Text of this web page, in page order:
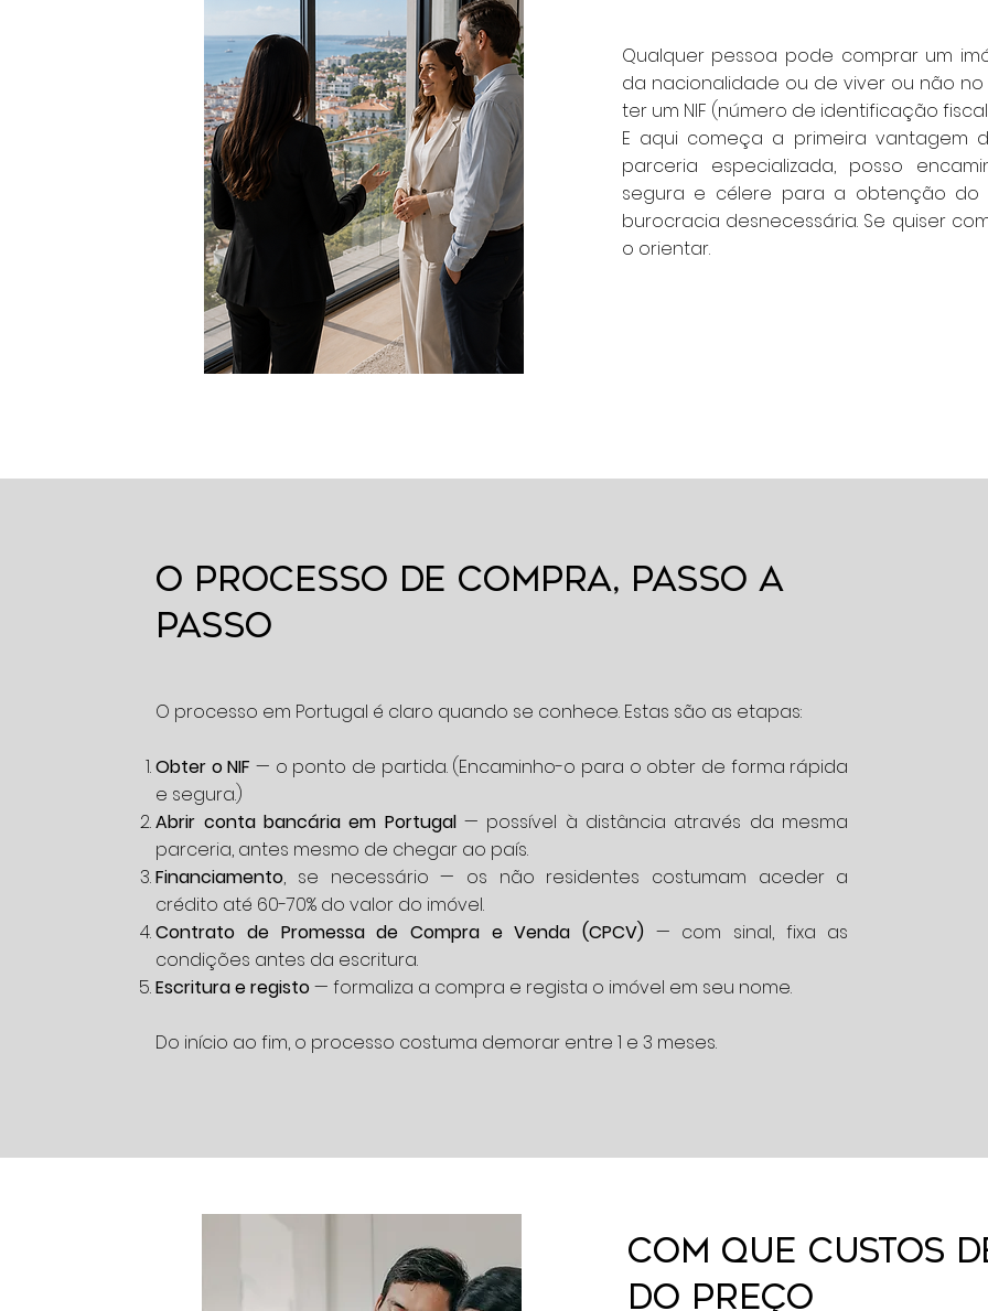
Qualquer pessoa pode comprar um
da nacionalidade ou de viver ou não
ter um NIF (número de identificação
E aqui começa a primeira vantagem
parceria especializada, posso
segura e célere para a obtenção do
burocracia desnecessária. Se quiser
o orientar.
O processo de compra, passo a
passo
O processo em Portugal é claro quando se conhece. Estas são as etapas:
Obter o NIF — o ponto de partida. (Encaminho-o para o obter de forma rápida
e segura.)
Abrir conta bancária em Portugal— possível à distância através da mesma
parceria, antes mesmo de chegar ao país.
Financiamento, se necessário — os não residentes costumam aceder a
crédito até 60-70% do valor do imóvel.
Contrato de Promessa de Compra e Venda (CPCV) — com sinal, fixa as
condições antes da escritura.
Escritura e registo— formaliza a compra e regista o imóvel em seu nome.
Do início ao fim, o processo costuma demorar entre 1 e 3 meses.
Com que custos
do preço